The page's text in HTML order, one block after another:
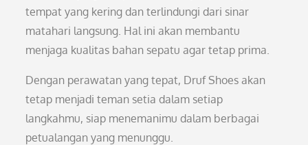
tempat yang kering dan terlindungi dari sinar
matahari langsung. Hal ini akan membantu
menjaga kualitas bahan sepatu agar tetap prima.
Dengan perawatan yang tepat, Druf Shoes akan
tetap menjadi teman setia dalam setiap
langkahmu, siap menemanimu dalam berbagai
petualangan yang menunggu.